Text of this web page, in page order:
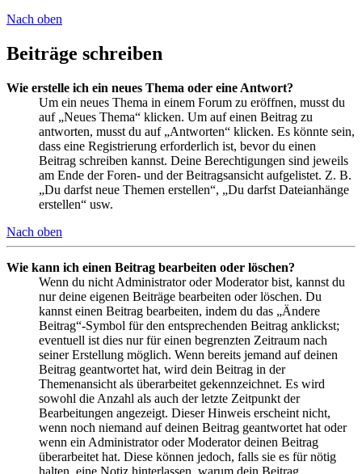
Nach oben
Beiträge schreiben
Wie erstelle ich ein neues Thema oder eine Antwort?
Um ein neues Thema in einem Forum zu eröffnen, musst du
auf „Neues Thema“ klicken. Um auf einen Beitrag zu
antworten, musst du auf „Antworten“ klicken. Es könnte sein,
dass eine Registrierung erforderlich ist, bevor du einen
Beitrag schreiben kannst. Deine Berechtigungen sind jeweils
am Ende der Foren- und der Beitragsansicht aufgelistet. Z. B.
„Du darfst neue Themen erstellen“, „Du darfst Dateianhänge
erstellen“ usw.
Nach oben
Wie kann ich einen Beitrag bearbeiten oder löschen?
Wenn du nicht Administrator oder Moderator bist, kannst du
nur deine eigenen Beiträge bearbeiten oder löschen. Du
kannst einen Beitrag bearbeiten, indem du das „Ändere
Beitrag“-Symbol für den entsprechenden Beitrag anklickst;
eventuell ist dies nur für einen begrenzten Zeitraum nach
seiner Erstellung möglich. Wenn bereits jemand auf deinen
Beitrag geantwortet hat, wird dein Beitrag in der
Themenansicht als überarbeitet gekennzeichnet. Es wird
sowohl die Anzahl als auch der letzte Zeitpunkt der
Bearbeitungen angezeigt. Dieser Hinweis erscheint nicht,
wenn noch niemand auf deinen Beitrag geantwortet hat oder
wenn ein Administrator oder Moderator deinen Beitrag
überarbeitet hat. Diese können jedoch, falls sie es für nötig
halten, eine Notiz hinterlassen, warum dein Beitrag